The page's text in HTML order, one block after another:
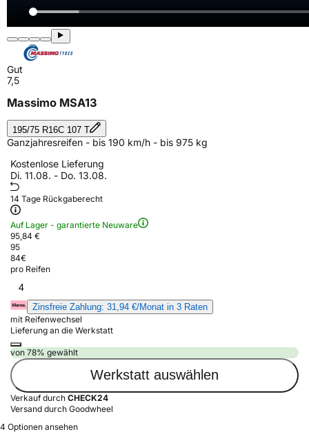
Gut
7,5
Massimo MSA13
195/75 R16C 107 T
Ganzjahresreifen - bis 190 km/h - bis 975 kg
Kostenlose Lieferung
Di. 11.08. - Do. 13.08.
14 Tage Rückgaberecht
Auf Lager - garantierte Neuware
95,84 €
95
84€
pro Reifen
4
Zinsfreie Zahlung: 31,94 €/Monat in 3 Raten
mit Reifenwechsel
Lieferung an die Werkstatt
von 78% gewählt
Werkstatt auswählen
Verkauf durch CHECK24
Versand durch Goodwheel
4 Optionen ansehen